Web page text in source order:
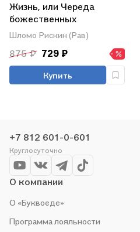
Жизнь, или Череда
божественных
откровений…
Шломо Рискин (Рав)
875 ₽ 729 ₽
Купить
+7 812 601-0-601
Круглосуточно
О компании
О «Буквоеде»
Программа лояльности